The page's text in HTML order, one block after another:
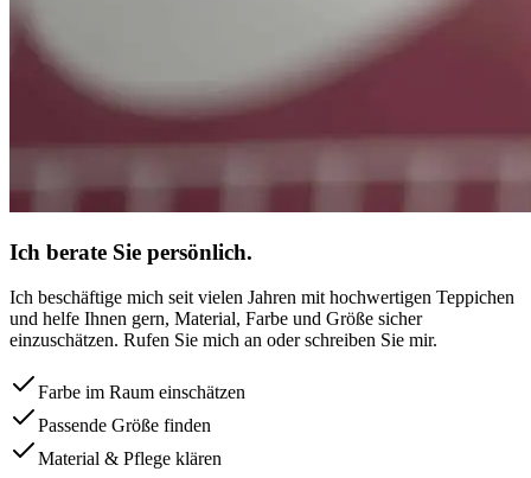
Ich berate Sie persönlich.
Ich beschäftige mich seit vielen Jahren mit hochwertigen Teppichen
und helfe Ihnen gern, Material, Farbe und Größe sicher
einzuschätzen. Rufen Sie mich an oder schreiben Sie mir.
Farbe im Raum einschätzen
Passende Größe finden
Material & Pflege klären